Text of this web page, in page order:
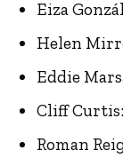
Eiza
Helen
Eddie
Cliff
Roman